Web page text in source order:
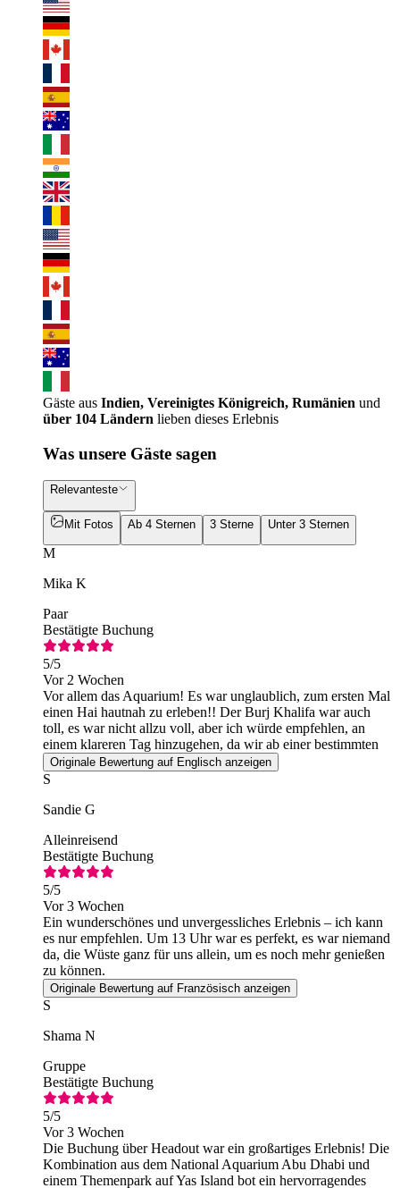
Gäste aus Indien, Vereinigtes Königreich, Rumänien und
über 104 Ländern lieben dieses Erlebnis
Was unsere Gäste sagen
Relevanteste
Mit Fotos Ab 4 Sternen 3 Sterne Unter 3 Sternen
M
Mika K
Paar
Bestätigte Buchung
5/5
Vor 2 Wochen
Vor allem das Aquarium! Es war unglaublich, zum ersten Mal
einen Hai hautnah zu erleben!! Der Burj Khalifa war auch
toll, es war nicht allzu voll, aber ich würde empfehlen, an
einem klareren Tag hinzugehen, da wir ab einer bestimmten
Stelle nichts mehr sehen konnten!
Originale Bewertung auf Englisch anzeigen
S
Sandie G
Alleinreisend
Bestätigte Buchung
5/5
Vor 3 Wochen
Ein wunderschönes und unvergessliches Erlebnis – ich kann
es nur empfehlen. Um 13 Uhr war es perfekt, es war niemand
da, die Wüste ganz für uns allein, um es noch mehr genießen
zu können.
Originale Bewertung auf Französisch anzeigen
S
Shama N
Gruppe
Bestätigte Buchung
5/5
Vor 3 Wochen
Die Buchung über Headout war ein großartiges Erlebnis! Die
Kombination aus dem National Aquarium Abu Dhabi und
einem Themenpark auf Yas Island bot ein hervorragendes